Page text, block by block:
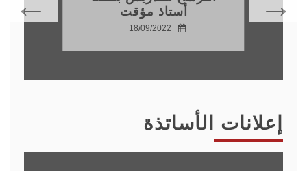
أستاذ مؤقت
18/09/2022
إعلانات الأساتذة